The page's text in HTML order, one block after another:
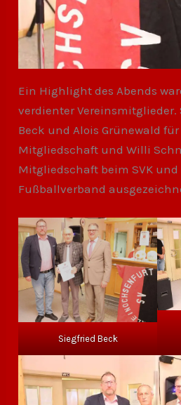
Ein Highlight des Abends
verdienter Vereinsmitglieder.
Beck und Alois Grünewald für
Mitgliedschaft und Willi
Mitgliedschaft beim SVK und
Fußballverband
Siegfried Beck